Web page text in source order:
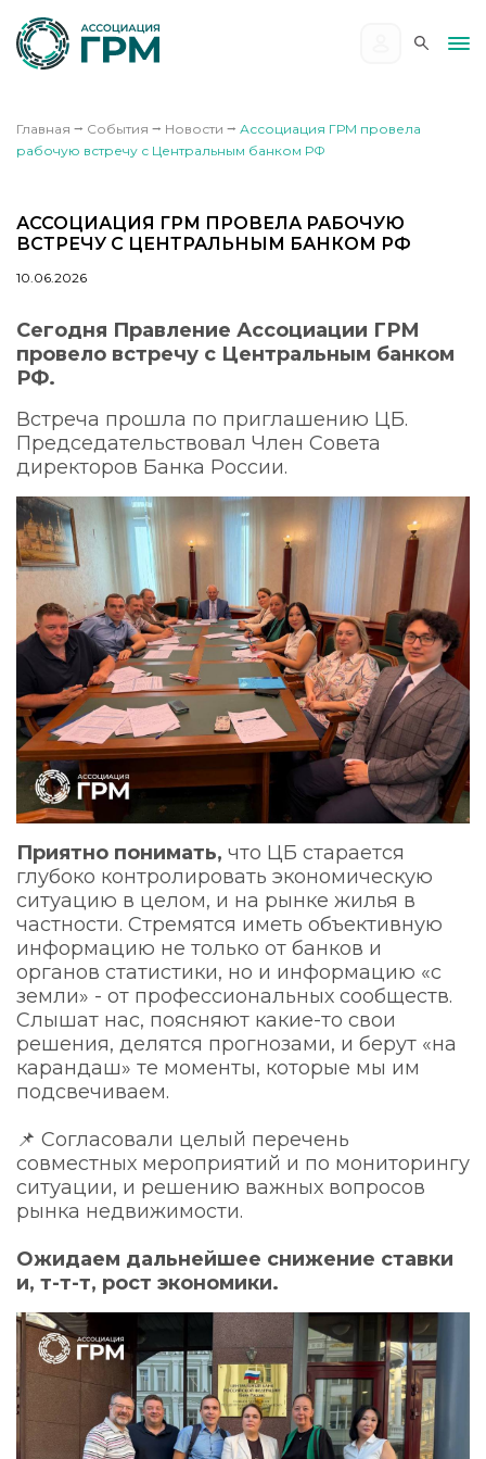
Главная ⭢ События ⭢ Новости ⭢ Ассоциация ГРМ провела
рабочую встречу с Центральным банком РФ
АССОЦИАЦИЯ ГРМ ПРОВЕЛА РАБОЧУЮ
ВСТРЕЧУ С ЦЕНТРАЛЬНЫМ БАНКОМ РФ
10.06.2026
Сегодня Правление Ассоциации ГРМ
провело встречу с Центральным банком
РФ.
Встреча прошла по приглашению ЦБ.
Председательствовал Член Совета
директоров Банка России.
Приятно понимать, что ЦБ старается
глубоко контролировать экономическую
ситуацию в целом, и на рынке жилья в
частности. Стремятся иметь объективную
информацию не только от банков и
органов статистики, но и информацию «с
земли» - от профессиональных сообществ.
Слышат нас, поясняют какие-то свои
решения, делятся прогнозами, и берут «на
карандаш» те моменты, которые мы им
подсвечиваем.
📌 Согласовали целый перечень
совместных мероприятий и по мониторингу
ситуации, и решению важных вопросов
рынка недвижимости.
Ожидаем дальнейшее снижение ставки
и, т-т-т, рост экономики.